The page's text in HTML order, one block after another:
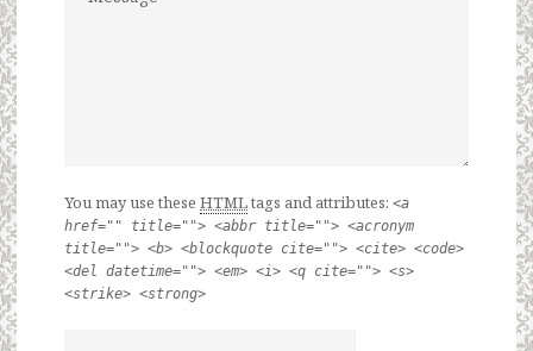
You may use these HTMLtags and attributes: <a
href="" title=""> <abbr title=""> <acronym
title=""> <b> <blockquote cite=""> <cite> <code>
<del datetime=""> <em> <i> <q cite=""> <s>
<strike> <strong>